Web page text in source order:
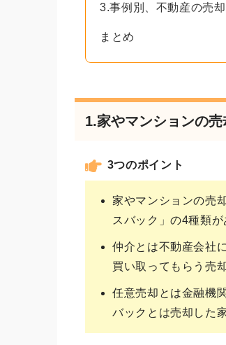
3.事例別、不動産の売
まとめ
1.家やマンションの
3つのポイント
家やマンションの売
スバック」の4種類が
仲介とは不動産会社
買い取ってもらう売
任意売却とは金融機
バックとは売却した